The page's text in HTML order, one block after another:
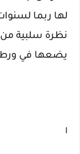
لها ربما
نظرة سلبية من
يضعها في ورطة
ا